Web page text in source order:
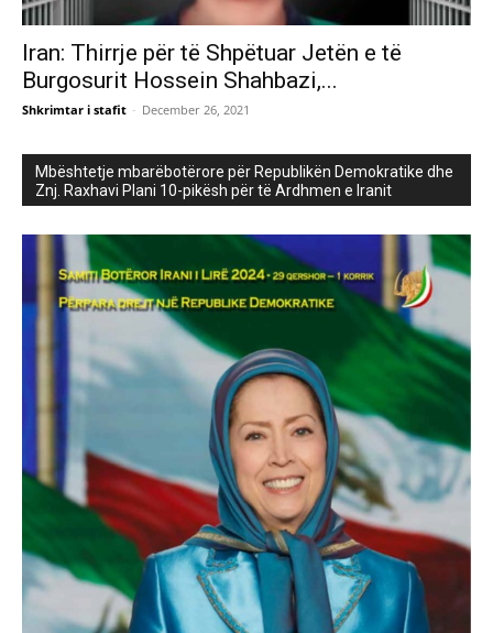
Iran: Thirrje për të Shpëtuar Jetën e të
Burgosurit Hossein Shahbazi,...
Shkrimtar i stafit - December 26, 2021
Mbështetje mbarëbotërore për Republikën Demokratike dhe
Znj. Raxhavi Plani 10-pikësh për të Ardhmen e Iranit